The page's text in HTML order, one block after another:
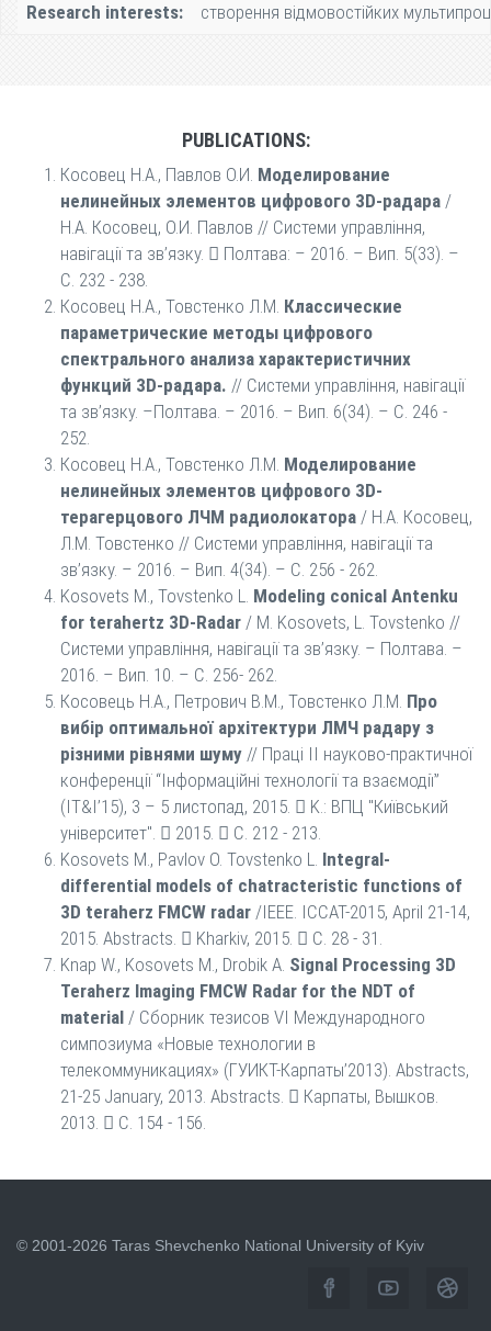
Research interests: створення відмовостійких
PUBLICATIONS:
Косовец Н.А., Павлов О.И. Моделирование
нелинейных элементов цифрового 3D-радара /
Н.А. Косовец, О.И. Павлов // Системи управління,
навігації та зв’язку.  Полтава: – 2016. – Вип. 5(33). –
С. 232 - 238.
Косовец Н.А., Товстенко Л.М. Классические
параметрические методы цифрового
спектрального анализа характеристичних
функций 3D-радара. // Системи управління, навігації
та зв’язку. –Полтава. – 2016. – Вип. 6(34). – С. 246 -
252.
Косовец Н.А., Товстенко Л.М. Моделирование
нелинейных элементов цифрового 3D-
терагерцового ЛЧМ радиолокатора / Н.А. Косовец,
Л.М. Товстенко // Системи управління, навігації та
зв’язку. – 2016. – Вип. 4(34). – С. 256 - 262.
Kosovets M., Tovstenko L. Modeling conical Antenku
for terahertz 3D-Radar / М. Kosovets, L. Tovstenko //
Системи управління, навігації та зв’язку. – Полтава. –
2016. – Вип. 10. – С. 256- 262.
Косовець Н.А., Петрович В.М., Товстенко Л.М. Про
вибір оптимальної архітектури ЛМЧ радару з
різними рівнями шуму // Праці II науково-практичної
конференції “Інформаційні технології та взаємодії”
(IT&I’15), 3 – 5 листопад, 2015.  K.: ВПЦ "Київський
університет".  2015.  С. 212 - 213.
Kosovets M., Pavlov O. Tovstenko L. Integral-
differential models of chatracteristic functions of
3D teraherz FMCW radar /IEEE. ICCAT-2015, April 21-14,
2015. Abstracts.  Kharkiv, 2015.  С. 28 - 31.
Knap W., Kosovets M., Drobik A. Signal Processing 3D
Teraherz Imaging FMCW Radar for the NDT of
material / Сборник тезисов VI Международного
симпозиума «Новые технологии в
телекоммуникациях» (ГУИКТ-Карпаты’2013). Abstracts,
21-25 January, 2013. Abstracts.  Карпаты, Вышков.
2013.  С. 154 - 156.
© 2001-2026 Taras Shevchenko National University of Kyiv